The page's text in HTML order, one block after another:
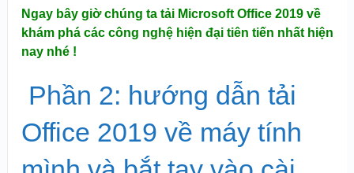
Ngay bây giờ chúng ta tải Microsoft Office 2019 về
khám phá các công nghệ hiện đại tiên tiến nhất hiện
nay nhé !
Phần 2: hướng dẫn tải
Office 2019 về máy tính